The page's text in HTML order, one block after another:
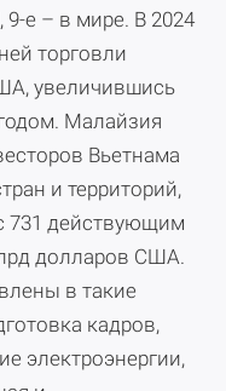
е – в мире. В 2024
торговли
увеличившись
Малайзия
Вьетнама
и территорий,
731 действующим
долларов США.
в такие
кадров,
электроэнергии,